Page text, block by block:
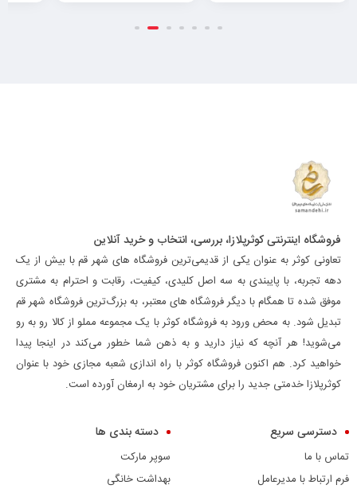
فروشگاه اینترنتی کوثرپلازا، بررسی، انتخاب و خرید آنلاین
تعاونی کوثر به عنوان یکی از قدیمی‌ترین فروشگاه های شهر قم با بیش از یک
دهه تجربه، با پایبندی به سه اصل کلیدی، کیفیت، رقابت و احترام به مشتری
موفق شده تا همگام با دیگر فروشگاه های معتبر، به بزرگ‌ترین فروشگاه شهر قم
تبدیل شود. به محض ورود به فروشگاه کوثر با یک مجموعه مملو از کالا رو به رو
می‌شوید! هر آنچه که نیاز دارید و به ذهن شما خطور می‌کند در اینجا پیدا
خواهید کرد. هم اکنون فروشگاه کوثر با راه اندازی شعبه مجازی خود با عنوان
کوثرپلازا خدمتی جدید را برای مشتریان خود به ارمغان آورده است.
دسترسی سریع
تماس با ما
فرم ارتباط با مدیرعامل
دسته بندی ها
سوپر مارکت
بهداشت خانگی